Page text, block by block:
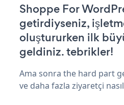
Shoppe For
getirdiyseniz,
oluştururken ilk
geldiniz. tebrikler!
Ama sonra the hard part
ve daha fazla ziyaretçi